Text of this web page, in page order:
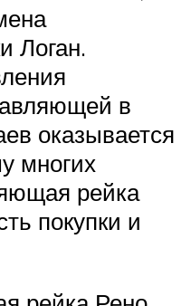
Логан.
в
оказывается
многих
рейка
покупки и